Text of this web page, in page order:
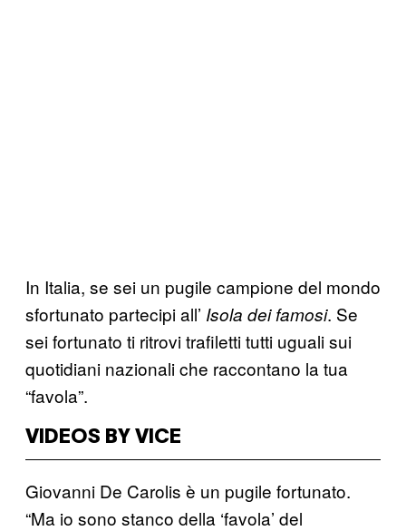
In Italia, se sei un pugile campione del mondo
sfortunato partecipi all’ Isola dei famosi. Se
sei fortunato ti ritrovi trafiletti tutti uguali sui
quotidiani nazionali che raccontano la tua
“favola”.
VIDEOS BY VICE
Giovanni De Carolis è un pugile fortunato.
“Ma io sono stanco della ‘favola’ del